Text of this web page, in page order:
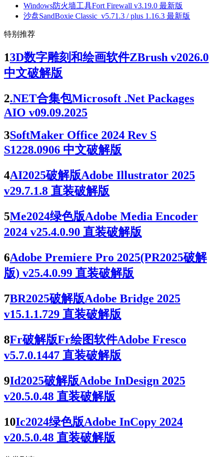
Windows防火墙工具Fort Firewall v3.19.0 最新版
沙盘SandBoxie Classic_v5.71.3 / plus 1.16.3 最新版
特别推荐
13D数字雕刻和绘画软件ZBrush v2026.0
中文破解版
2.NET合集包Microsoft .Net Packages
AIO v09.09.2025
3SoftMaker Office 2024 Rev S
S1228.0906 中文破解版
4AI2025破解版Adobe Illustrator 2025
v29.7.1.8 直装破解版
5Me2024绿色版Adobe Media Encoder
2024 v25.4.0.90 直装破解版
6Adobe Premiere Pro 2025(PR2025破解
版) v25.4.0.99 直装破解版
7BR2025破解版Adobe Bridge 2025
v15.1.1.729 直装破解版
8Fr破解版Fr绘图软件Adobe Fresco
v5.7.0.1447 直装破解版
9Id2025破解版Adobe InDesign 2025
v20.5.0.48 直装破解版
10Ic2024绿色版Adobe InCopy 2024
v20.5.0.48 直装破解版